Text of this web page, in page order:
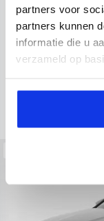
partners voor
partners kunnen
informatie die u
verzameld op
Kopen
Op aanvraag